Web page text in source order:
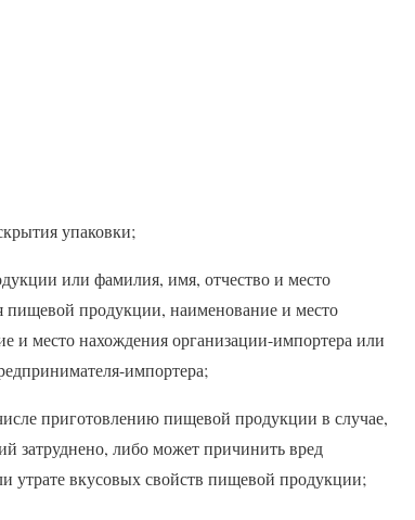
упаковки;
или фамилия, имя, отчество и место
пищевой продукции, наименование и место
и место нахождения организации-импортера или
импортера;
приготовлению пищевой продукции в случае,
затруднено, либо может причинить вред
утрате вкусовых свойств пищевой продукции;